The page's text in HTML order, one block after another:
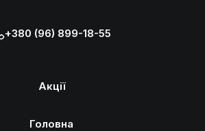
Акції
Головна
+380 (96) 899-18-55